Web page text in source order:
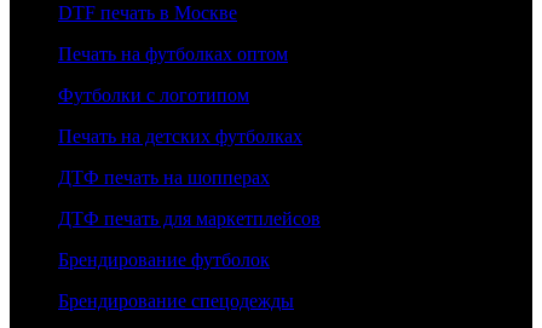
DTF печать в Москве
Печать на футболках оптом
Футболки с логотипом
Печать на детских футболках
ДТФ печать на шопперах
ДТФ печать для маркетплейсов
Брендирование футболок
Брендирование спецодежды